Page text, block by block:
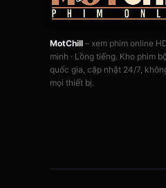
MotChill – xem phim online
minh · Lồng tiếng. Kho phim
quốc gia, cập nhật 24/7,
mọi thiết bị.